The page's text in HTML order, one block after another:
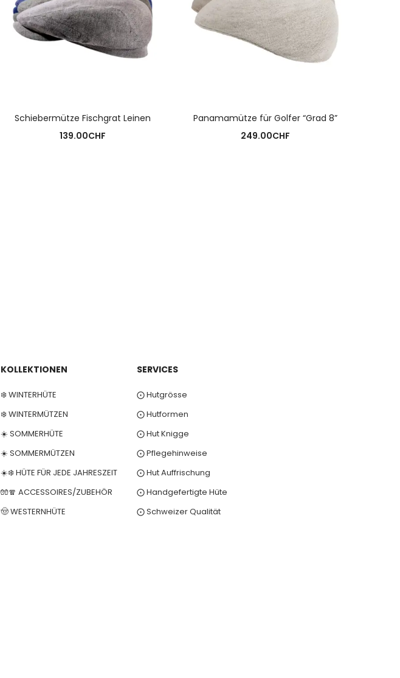
Schiebermütze Fischgrat Leinen
139.00CHF
Panamamütze für Golfer “Grad 8”
249.00CHF
KOLLEKTIONEN
❄️ WINTERHÜTE
❄️ WINTERMÜTZEN
☀️ SOMMERHÜTE
☀️ SOMMERMÜTZEN
☀️❄️ HÜTE FÜR JEDE JAHRESZEIT
🧤🧣 ACCESSOIRES/ZUBEHÖR
🤠 WESTERNHÜTE
SERVICES
⨀ Hutgrösse
⨀ Hutformen
⨀ Hut Knigge
⨀ Pflegehinweise
⨀ Hut Auffrischung
⨀ Handgefertigte Hüte
⨀ Schweizer Qualität